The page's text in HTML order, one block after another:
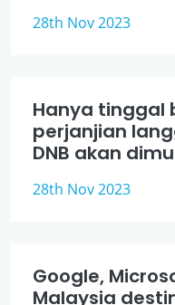
28th Nov 2023
Hanya tinggal
perjanjian
DNB akan
28th Nov 2023
Google,
Malaysia